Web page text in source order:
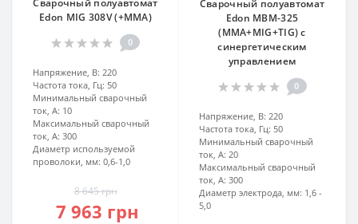
Edon MIG 308V (+MMA)
0
Напряжение, В: 220
Частота тока, Гц: 50
Минимальный сварочный
ток, А: 10
Максимальный сварочный
ток, А: 300
Диаметр используемой
проволоки, мм: 0,6-1,0
8 645 грн
7 963 грн
Сварочный полуавтомат
Edon MBM-325
(MMA+MIG+TIG) с
синергетическим
управлением
0
Напряжение, В: 220
Частота тока, Гц: 50
Минимальный сварочный
ток, А: 20
Максимальный сварочный
ток, А: 300
Диаметр электрода, мм: 1,6 -
5,0